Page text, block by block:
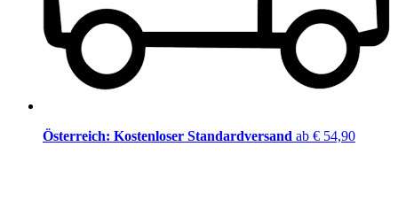
Österreich: Kostenloser Standardversand ab € 54,90